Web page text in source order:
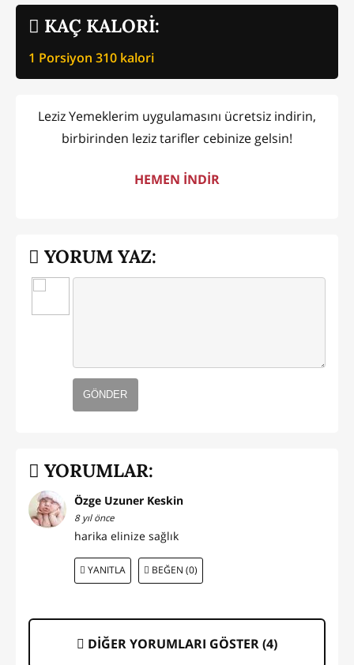
KAÇ KALORİ:
1 Porsiyon 310 kalori
Leziz Yemeklerim uygulamasını ücretsiz indirin,
birbirinden leziz tarifler cebinize gelsin!
HEMEN İNDİR
YORUM YAZ:
GÖNDER
YORUMLAR:
Özge Uzuner Keskin
8 yıl önce
harika elinize sağlık
YANITLA BEĞEN (0)
DİĞER YORUMLARI GÖSTER (4)